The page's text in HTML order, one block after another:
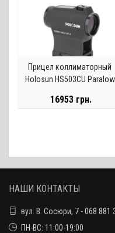
Прицел коллиматорный
Holosun HS503CU Paralow
16953 грн.
НАШИ КОНТАКТЫ
вул. В. Сосюри, 7 - 068 881
ПН-ВС: 11:00-19:00